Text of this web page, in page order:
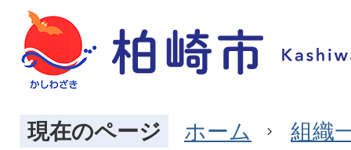
現在のページ ホーム 組織